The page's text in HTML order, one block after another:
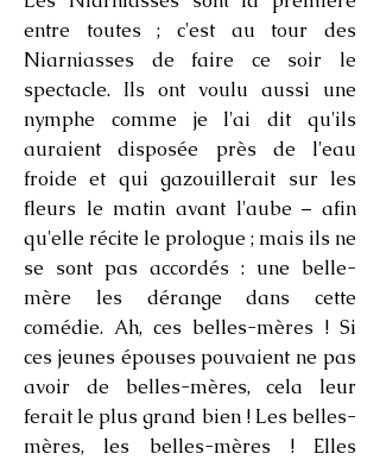
entre toutes ; c'est au tour des
Niarniasses de faire ce soir le
spectacle. Ils ont voulu aussi une
nymphe comme je l'ai dit qu'ils
auraient disposée près de l'eau
froide et qui gazouillerait sur les
fleurs le matin avant l'aube – afin
qu'elle récite le prologue ; mais ils ne
se sont pas accordés : une belle-
mère les dérange dans cette
comédie. Ah, ces belles-mères ! Si
ces jeunes épouses pouvaient ne pas
avoir de belles-mères, cela leur
ferait le plus grand bien ! Les belles-
mères, les belles-mères ! Elles